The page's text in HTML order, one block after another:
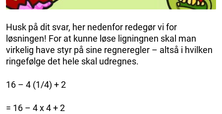
Husk på dit svar, her nedenfor redegør vi for
løsningen! For at kunne løse ligningnen skal man
virkelig have styr på sine regneregler – altså i hvilken
ringefølge det hele skal udregnes.
16 – 4 (1/4) + 2
= 16 – 4 x 4 + 2